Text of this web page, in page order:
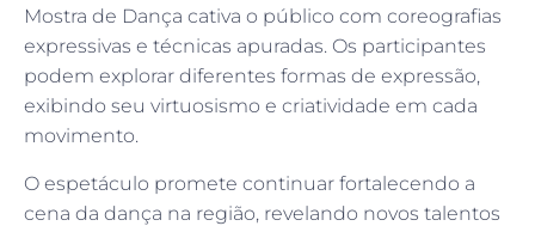
Mostra de Dança cativa o público com coreografias
expressivas e técnicas apuradas. Os participantes
podem explorar diferentes formas de expressão,
exibindo seu virtuosismo e criatividade em cada
movimento.
O espetáculo promete continuar fortalecendo a
cena da dança na região, revelando novos talentos